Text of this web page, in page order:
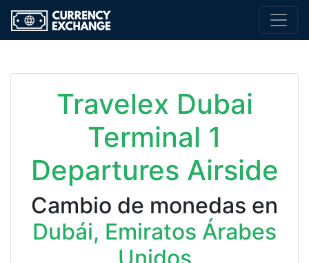
Travelex Dubai
Terminal 1
Departures Airside
Cambio de monedas en
Dubái, Emiratos Árabes
Unidos